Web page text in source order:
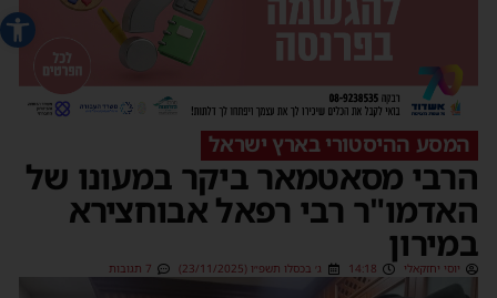
פתח
המסע ההיסטורי בארץ ישראל
הרבי מסאטמאר ביקר במעונו של
האדמו"ר רבי רפאל אבוחצירא
במירון
יוסי יחזקאלי 14:18 ג׳ בכסלו תשפ״ו (23/11/2025) 7 תגובות